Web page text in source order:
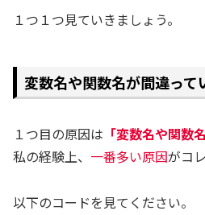
１つ１つ見ていきましょう。
変数名や関数名が間違って
１つ目の原因は 「変数名や関数
私の経験上、 一番多い原因がコ
以下のコードを見てください。